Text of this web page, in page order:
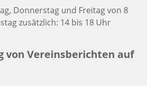
Donnerstag und Freitag von 8
zusätzlich: 14 bis 18 Uhr
von Vereinsberichten auf